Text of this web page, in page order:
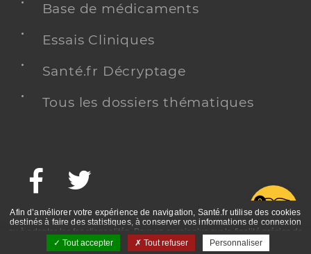
Base de médicaments
Essais Cliniques
Santé.fr Décryptage
Tous les dossiers thématiques
Facebook
Afin d’améliorer votre expérience de navigation, Santé.fr utilise des cookies
destinés à faire des statistiques, à conserver vos informations de connexion
ou à adapter les fonctionnalités. Pour en savoir plus sur la finalité précise de
ces cookies, nous vous invitons à prendre connaissance de la politique de
confidentialité et des mentions légales.
Tout accepter Tout refuser Personnaliser